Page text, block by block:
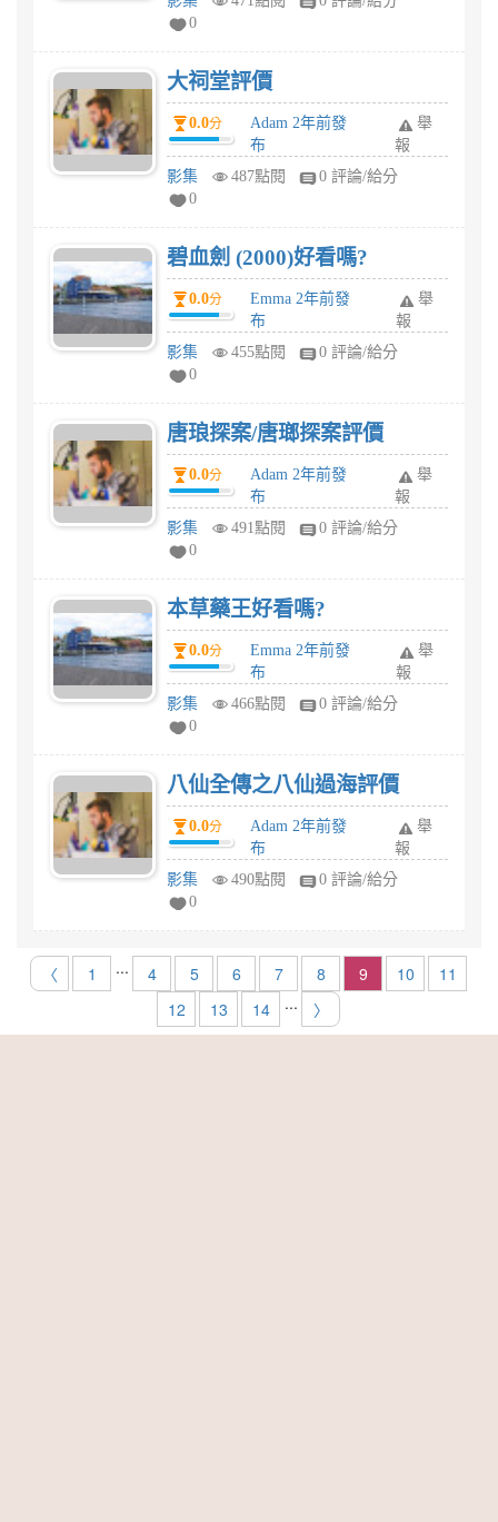
0
大祠堂評價
0.0分
Adam 2年前發
布
舉
報
影集
487點閱
0 評論/給分
0
碧血劍 (2000)好看嗎?
0.0分
Emma 2年前發
布
舉
報
影集
455點閱
0 評論/給分
0
唐琅探案/唐瑯探案評價
0.0分
Adam 2年前發
布
舉
報
影集
491點閱
0 評論/給分
0
本草藥王好看嗎?
0.0分
Emma 2年前發
布
舉
報
影集
466點閱
0 評論/給分
0
八仙全傳之八仙過海評價
0.0分
Adam 2年前發
布
舉
報
影集
490點閱
0 評論/給分
0
〈 1 ... 4 5 6 7 8 9 10
11
12
13 14 ... 〉